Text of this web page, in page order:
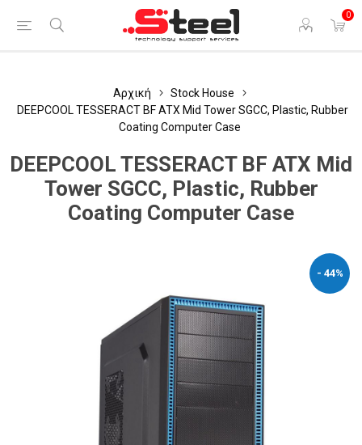
0
Αρχική
Stock House
DEEPCOOL TESSERACT BF ATX Mid Tower SGCC, Plastic, Rubber
Coating Computer Case
DEEPCOOL TESSERACT BF ATX Mid
Tower SGCC, Plastic, Rubber
Coating Computer Case
- 44%